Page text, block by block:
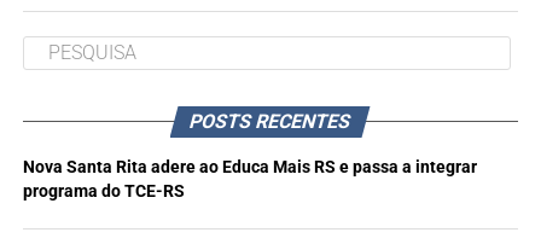
POSTS RECENTES
Nova Santa Rita adere ao Educa Mais RS e passa a integrar
programa do TCE-RS